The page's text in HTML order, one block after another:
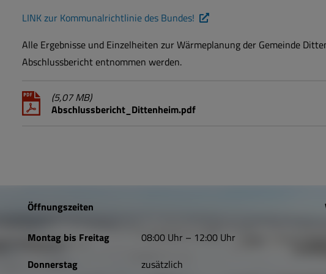
LINK zur Kommunalrichtlinie des Bundes!
Alle Ergebnisse und Einzelheiten zur Wärmeplanung der Gemeinde
Abschlussbericht entnommen werden.
(5,07 MB)
Abschlussbericht_Dittenheim.pdf
Öffnungszeiten
Montag bis Freitag
08:00 Uhr – 12:00 Uhr
Donnerstag
zusätzlich